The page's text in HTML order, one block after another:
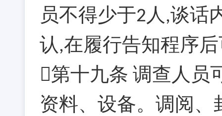
员不得少于2 人 ,谈话
认,在履行告知程序
第十九条 调查人员
资料、设备。调阅